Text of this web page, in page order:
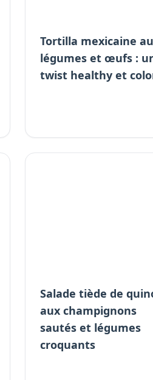
Tortilla mexicaine
légumes et œufs :
twist healthy et
Salade tiède de
aux champignons
sautés et légumes
croquants